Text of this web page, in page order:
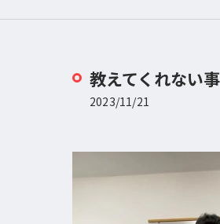
教えてくれない
2023/11/21